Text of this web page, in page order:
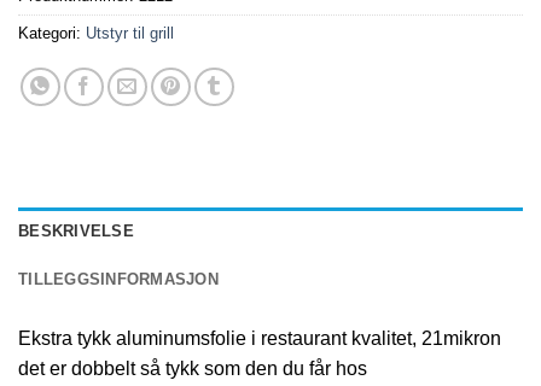
Kategori: Utstyr til grill
BESKRIVELSE
TILLEGGSINFORMASJON
Ekstra tykk aluminumsfolie i restaurant kvalitet, 21mikron
det er dobbelt så tykk som den du får hos